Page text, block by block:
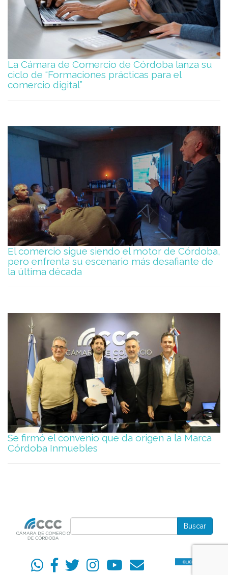
La Cámara de Comercio de Córdoba lanza su
ciclo de “Formaciones prácticas para el
comercio digital”
El comercio sigue siendo el motor de Córdoba,
pero enfrenta su escenario más desafiante de
la última década
Se firmó el convenio que da origen a la Marca
Córdoba Inmuebles